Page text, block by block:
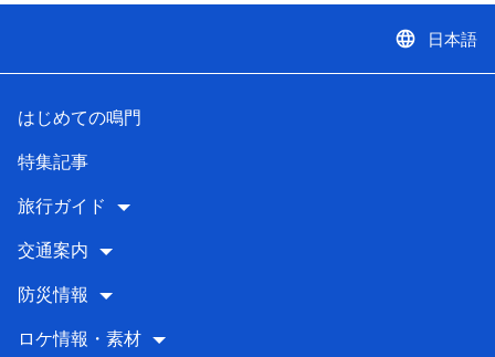
language 日本語
はじめての鳴門
特集記事
旅行ガイド
交通案内
防災情報
ロケ情報・素材